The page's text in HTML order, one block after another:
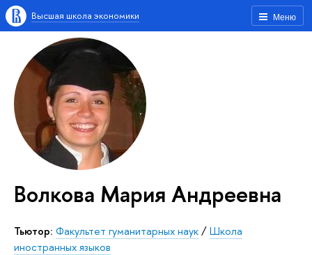
Меню
Высшая школа экономики
Волкова Мария Андреевна
Тьютор: Факультет гуманитарных наук/Школа
иностранных языков